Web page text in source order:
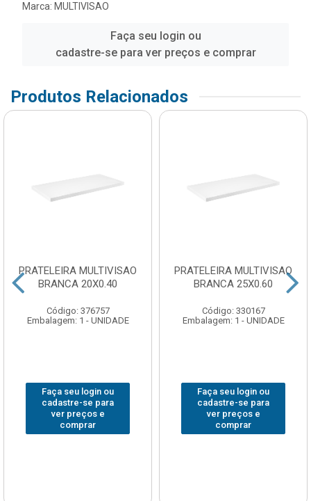
Marca: MULTIVISAO
Faça seu login ou
cadastre-se para ver preços e comprar
Produtos Relacionados
PRATELEIRA MULTIVISAO
BRANCA 20X0.40
Código: 376757
Embalagem: 1 - UNIDADE
Faça seu login ou
cadastre-se para
ver preços e
comprar
PRATELEIRA MULTIVISAO
BRANCA 25X0.60
Código: 330167
Embalagem: 1 - UNIDADE
Faça seu login ou
cadastre-se para
ver preços e
comprar